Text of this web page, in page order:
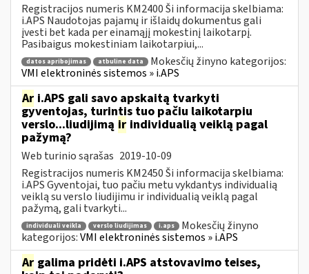
Registracijos numeris KM2400 Ši informacija skelbiama:
i.APS Naudotojas pajamų ir išlaidų dokumentus gali
įvesti bet kada per einamąjį mokestinį laikotarpį.
Pasibaigus mokestiniam laikotarpiui,...
datos apribojimas atbuline data
Mokesčių žinyno kategorijos:
VMI elektroninės sistemos » i.APS
Ar i.APS gali savo apskaitą tvarkyti
gyventojas, turintis tuo pačiu laikotarpiu
verslo...liudijimą ir individualią veiklą pagal
pažymą?
Web turinio sąrašas 2019-10-09
Registracijos numeris KM2450 Ši informacija skelbiama:
i.APS Gyventojai, tuo pačiu metu vykdantys individualią
veiklą su verslo liudijimu ir individualią veiklą pagal
pažymą, gali tvarkyti...
individuali veikla verslo liudijimas i.aps
Mokesčių žinyno
kategorijos:VMI elektroninės sistemos » i.APS
Ar galima pridėti i.APS atstovavimo teises,